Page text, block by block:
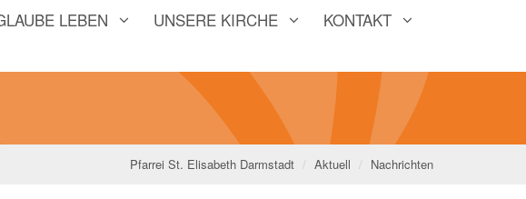
LEBEN UNSERE KIRCHE KONTAKT
Pfarrei St. Elisabeth Darmstadt Aktuell Nachrichten